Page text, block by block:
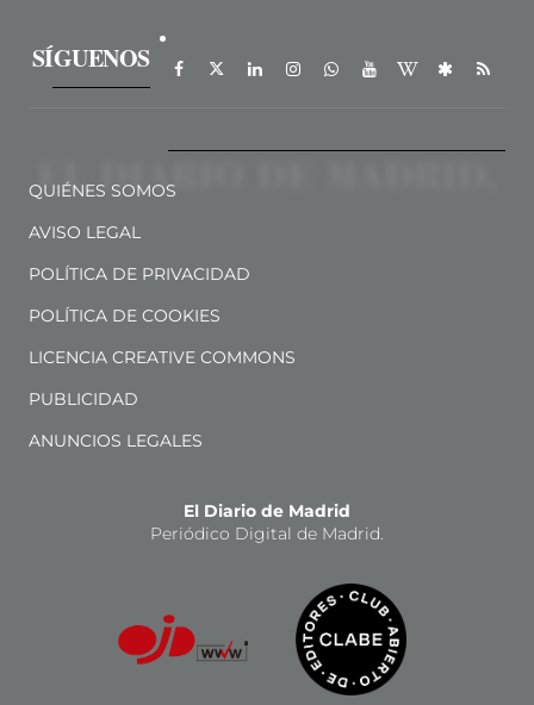
SÍGUENOS
QUIÉNES SOMOS
AVISO LEGAL
POLÍTICA DE PRIVACIDAD
POLÍTICA DE COOKIES
LICENCIA CREATIVE COMMONS
PUBLICIDAD
ANUNCIOS LEGALES
El Diario de Madrid
Periódico Digital de Madrid.